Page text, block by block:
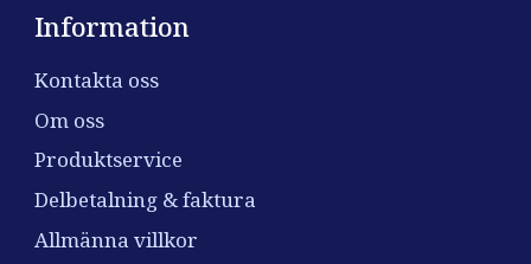
Information
Kontakta oss
Om oss
Produktservice
Delbetalning & faktura
Allmänna villkor